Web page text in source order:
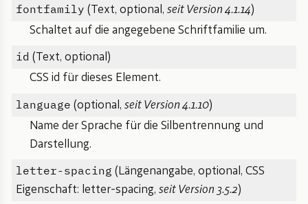
fontfamily (Text, optional, seit Version 4.1.14)
Schaltet auf die angegebene Schriftfamilie um.
id (Text, optional)
CSS id für dieses Element.
language (optional, seit Version 4.1.10)
Name der Sprache für die Silbentrennung und
Darstellung.
letter-spacing (Längenangabe, optional, CSS
Eigenschaft: letter-spacing, seit Version 3.5.2)